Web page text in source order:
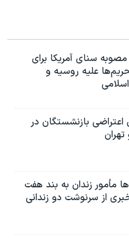
سنای آمریکا برای
علیه روسیه و
بازنشستگان در
مأمور زندان به بند هفت
از سرنوشت دو زندانی